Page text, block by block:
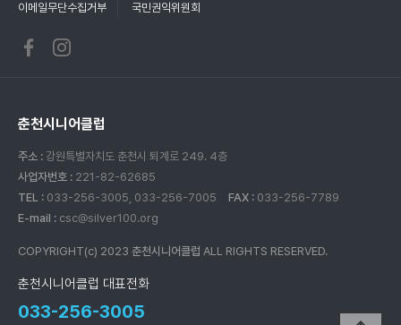
이메일무단수집거부
국민권익위원회
춘천시니어클럽
주소 : 강원특별자치도 춘천시 퇴계로 249. 4층
사업자번호 : 221-82-62685
TEL : 033-256-3005, 033-256-7005 FAX : 033-256-7789
E-mail : csc@silver100.org
COPYRIGHT(c) 2023 춘천시니어클럽 ALL RIGHTS RESERVED.
춘천시니어클럽 대표전화
033-256-3005